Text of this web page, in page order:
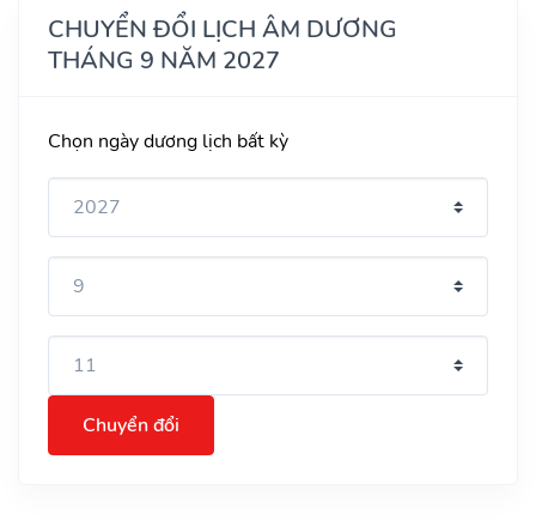
CHUYỂN ĐỔI LỊCH ÂM DƯƠNG
THÁNG 9 NĂM 2027
Chọn ngày dương lịch bất kỳ
Chuyển đổi